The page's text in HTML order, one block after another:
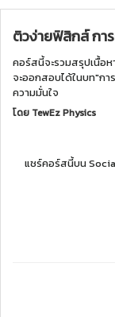
ติวง่ายฟิสิกส์ กา
คอร์สนี้จะรวมสรุปเนื้อ
จะออกสอบได้ในบท"ก
ความมั่นใจ
โดย TewEz Physics
แชร์คอร์สนี้บน